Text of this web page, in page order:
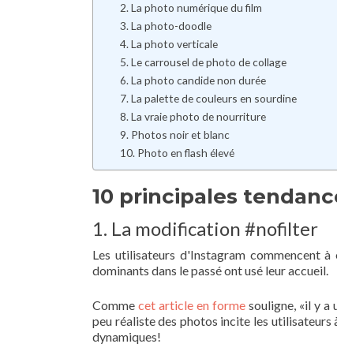
2. La photo numérique du film
3. La photo-doodle
4. La photo verticale
5. Le carrousel de photo de collage
6. La photo candide non durée
7. La palette de couleurs en sourdine
8. La vraie photo de nourriture
9. Photos noir et blanc
10. Photo en flash élevé
10 principales
1. La modification #nofilter
Les utilisateurs d'Instagram commencent
dominants dans le passé ont usé leur accueil.
Comme cet article en forme souligne, «il y
peu réaliste des photos incite les utilisateurs
dynamiques!